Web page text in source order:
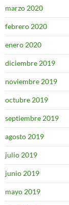
marzo 2020
febrero 2020
enero 2020
diciembre 2019
noviembre 2019
octubre 2019
septiembre 2019
agosto 2019
julio 2019
junio 2019
mayo 2019